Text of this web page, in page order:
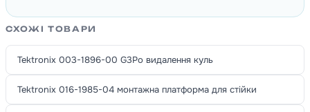
СХОЖІ ТОВАРИ
Tektronix 003-1896-00 G3Po видалення куль
Tektronix 016-1985-04 монтажна платформа для стійки